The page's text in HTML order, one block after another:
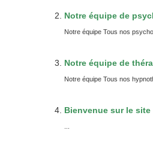
Notre équipe de
Notre équipe Tous nos
Notre équipe de
Notre équipe Tous nos
Bienvenue sur le